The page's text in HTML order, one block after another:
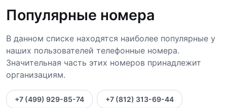
Популярные номера
В данном списке находятся наиболее популярные у
наших пользователей телефонные номера.
Значительная часть этих номеров принадлежит
организациям.
+7 (499) 929-85-74 +7 (812) 313-69-44